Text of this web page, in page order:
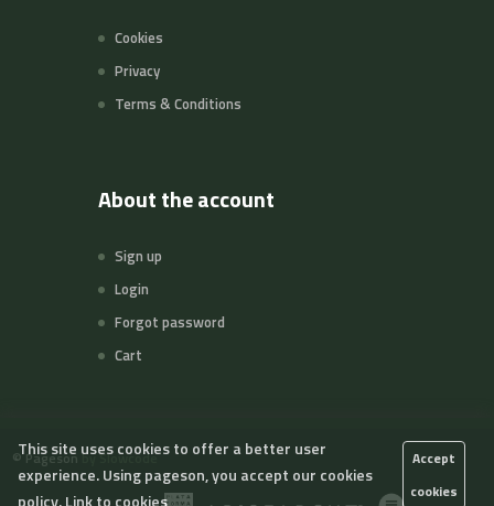
Cookies
Privacy
Terms & Conditions
About the account
Sign up
Login
Forgot password
Cart
©Pagesonby Slowcode
This site uses cookies to offer a better user
experience. Using pageson, you accept our cookies
policy.Link to cookies
Accept
cookies